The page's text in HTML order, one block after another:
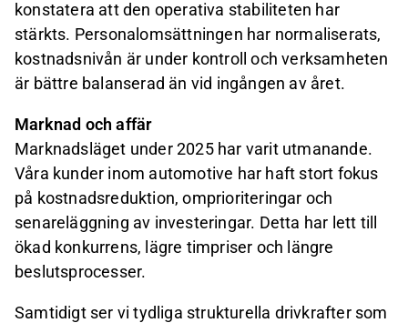
konstatera att den operativa stabiliteten har
stärkts. Personalomsättningen har normaliserats,
kostnadsnivån är under kontroll och verksamheten
är bättre balanserad än vid ingången av året.
Marknad och affär
Marknadsläget under 2025 har varit utmanande.
Våra kunder inom automotive har haft stort fokus
på kostnadsreduktion, omprioriteringar och
senareläggning av investeringar. Detta har lett till
ökad konkurrens, lägre timpriser och längre
beslutsprocesser.
Samtidigt ser vi tydliga strukturella drivkrafter som